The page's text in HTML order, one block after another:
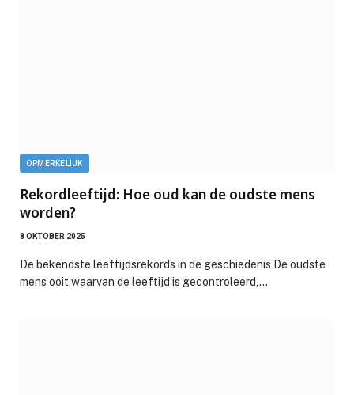
OPMERKELIJK
Rekordleeftijd: Hoe oud kan de oudste mens
worden?
8 OKTOBER 2025
De bekendste leeftijdsrekords in de geschiedenis De oudste
mens ooit waarvan de leeftijd is gecontroleerd,…